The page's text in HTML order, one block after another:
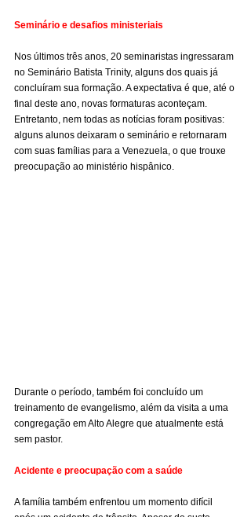
Seminário e desafios ministeriais
Nos últimos três anos, 20 seminaristas ingressaram
no Seminário Batista Trinity, alguns dos quais já
concluíram sua formação. A expectativa é que, até o
final deste ano, novas formaturas aconteçam.
Entretanto, nem todas as notícias foram positivas:
alguns alunos deixaram o seminário e retornaram
com suas famílias para a Venezuela, o que trouxe
preocupação ao ministério hispânico.
Durante o período, também foi concluído um
treinamento de evangelismo, além da visita a uma
congregação em Alto Alegre que atualmente está
sem pastor.
Acidente e preocupação com a saúde
A família também enfrentou um momento difícil